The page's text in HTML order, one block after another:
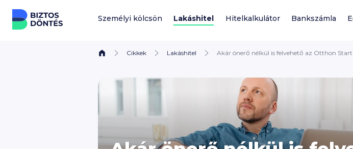
Ugrás a tartalomhoz
Személyi kölcsön Lakáshitel Hitelkalkulátor Bankszámla
Cikkek Lakáshitel Akár önerő nélkül is felvehető az Otthon